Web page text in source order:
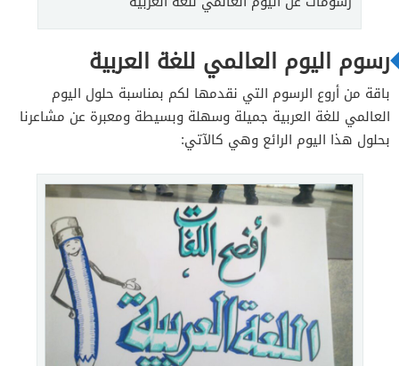
رسوم اليوم العالمي للغة العربية
باقة من أروع الرسوم التي نقدمها لكم بمناسبة حلول اليوم
العالمي للغة العربية جميلة وسهلة وبسيطة ومعبرة عن مشاعرنا
بحلول هذا اليوم الرائع وهي كالآتي: